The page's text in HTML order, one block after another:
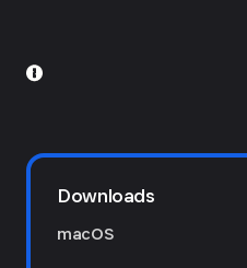
Downloads
macOS